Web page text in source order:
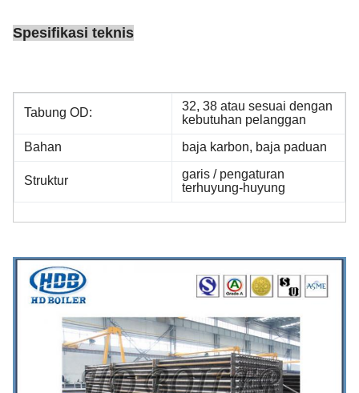
Spesifikasi teknis
Tabung OD:
32, 38 atau sesuai dengan
kebutuhan pelanggan
Bahan
baja karbon, baja paduan
Struktur
garis / pengaturan
terhuyung-huyung